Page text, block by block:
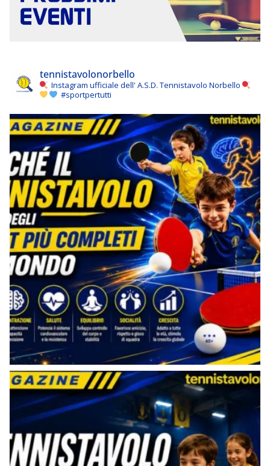
tennistavolonorbello
Instagram ufficiale dell' A.S.D. Tennistavolo Norbello
#sportpertutti